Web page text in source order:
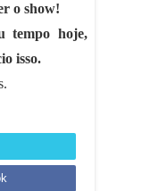
o show!
tempo hoje,
isso.